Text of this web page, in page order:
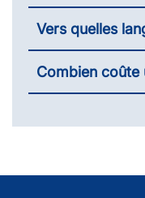
Vers quelles
Combien coûte